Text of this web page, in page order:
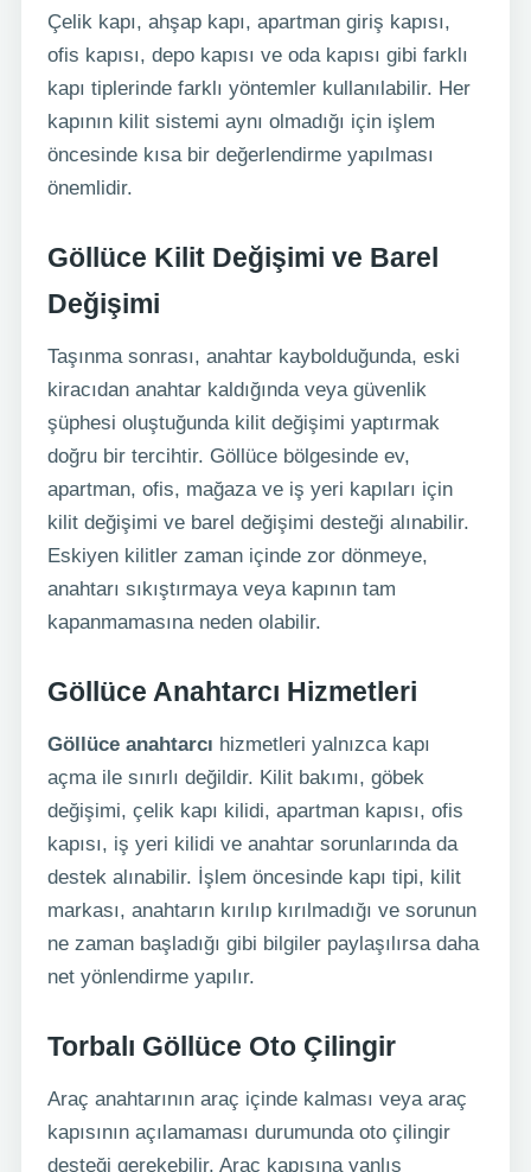
Çelik kapı, ahşap kapı, apartman giriş kapısı,
ofis kapısı, depo kapısı ve oda kapısı gibi farklı
kapı tiplerinde farklı yöntemler kullanılabilir. Her
kapının kilit sistemi aynı olmadığı için işlem
öncesinde kısa bir değerlendirme yapılması
önemlidir.
Göllüce Kilit Değişimi ve Barel
Değişimi
Taşınma sonrası, anahtar kaybolduğunda, eski
kiracıdan anahtar kaldığında veya güvenlik
şüphesi oluştuğunda kilit değişimi yaptırmak
doğru bir tercihtir. Göllüce bölgesinde ev,
apartman, ofis, mağaza ve iş yeri kapıları için
kilit değişimi ve barel değişimi desteği alınabilir.
Eskiyen kilitler zaman içinde zor dönmeye,
anahtarı sıkıştırmaya veya kapının tam
kapanmamasına neden olabilir.
Göllüce Anahtarcı Hizmetleri
Göllüce anahtarcı hizmetleri yalnızca kapı
açma ile sınırlı değildir. Kilit bakımı, göbek
değişimi, çelik kapı kilidi, apartman kapısı, ofis
kapısı, iş yeri kilidi ve anahtar sorunlarında da
destek alınabilir. İşlem öncesinde kapı tipi, kilit
markası, anahtarın kırılıp kırılmadığı ve sorunun
ne zaman başladığı gibi bilgiler paylaşılırsa daha
net yönlendirme yapılır.
Torbalı Göllüce Oto Çilingir
Araç anahtarının araç içinde kalması veya araç
kapısının açılamaması durumunda oto çilingir
desteği gerekebilir. Araç kapısına yanlış